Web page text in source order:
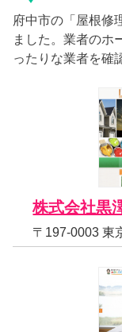
府中市の「屋根修
ました。業者のホ
ったりな業者を確
株式会社黒
〒197-0003 東